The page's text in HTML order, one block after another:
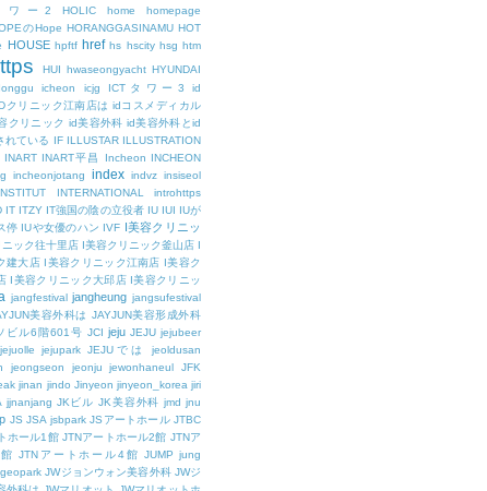
ワー2 HOLIC home
homepage
のHope HORANGGASINAMU HOT
HOUSE hpftf href hs hscity hsg htm
HUI hwaseongyacht HYUNDAI
icheon icjg ICTタワー3
id
クリニック江南店は idコスメディカル
クリニック id美容外科 id美容外科とid
れている IF ILLUSTAR ILLUSTRATION
INART INART平昌 Incheon INCHEON
incheonjotang index indvz insiseol
INTERNATIONAL
introhttps
IT ITZY IT強国の陰の立役者 IU IUI IUが
停 IUや女優のハン IVF I美容クリニッ
ニック往十里店 I美容クリニック釜山店 I
建大店 I美容クリニック江南店 I美容ク
I美容クリニック大邱店 I美容クリニッ
jangfestival jangheung jangsufestival
美容外科は JAYJUN美容形成外科
ビル6階601号 JCI jeju JEJU jejubeer
jejuolle jejupark JEJUでは
jeoldusan
jeongseon jeonju jewonhaneul
JFK
jinan jindo Jinyeon jinyeon_korea jiri
jjnanjang JKビル JK美容外科 jmd jnu
JS JSA jsbpark JSアートホール JTBC
ホール1館 JTNアートホール2館 JTNア
JTNアートホール4館 JUMP jung
JWジョンウォン美容外科 JWジ